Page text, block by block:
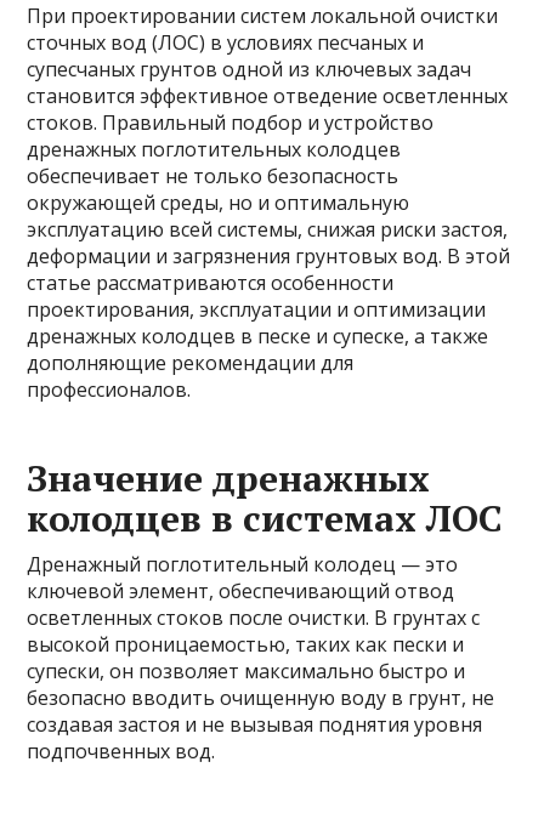
При проектировании систем локальной очистки
сточных вод (ЛОС) в условиях песчаных и
супесчаных грунтов одной из ключевых задач
становится эффективное отведение осветленных
стоков. Правильный подбор и устройство
дренажных поглотительных колодцев
обеспечивает не только безопасность
окружающей среды, но и оптимальную
эксплуатацию всей системы, снижая риски застоя,
деформации и загрязнения грунтовых вод. В этой
статье рассматриваются особенности
проектирования, эксплуатации и оптимизации
дренажных колодцев в песке и супеске, а также
дополняющие рекомендации для
профессионалов.
Значение дренажных
колодцев в системах ЛОС
Дренажный поглотительный колодец — это
ключевой элемент, обеспечивающий отвод
осветленных стоков после очистки. В грунтах с
высокой проницаемостью, таких как пески и
супески, он позволяет максимально быстро и
безопасно вводить очищенную воду в грунт, не
создавая застоя и не вызывая поднятия уровня
подпочвенных вод.